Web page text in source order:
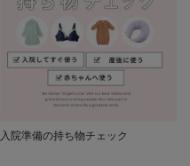
入院準備の持ち物チェック